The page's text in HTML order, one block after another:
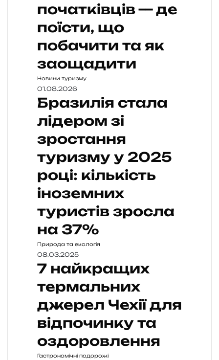
початківців — де
поїсти, що
побачити та як
заощадити
Новини туризму
01.08.2026
Бразилія стала
лідером зі
зростання
туризму у 2025
році: кількість
іноземних
туристів зросла
на 37%
Природа та екологія
08.03.2025
7 найкращих
термальних
джерел Чехії для
відпочинку та
оздоровлення
Гастрономічні подорожі